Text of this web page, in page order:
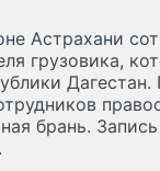
Астрахани
грузовика,
Дагестан.
брань.